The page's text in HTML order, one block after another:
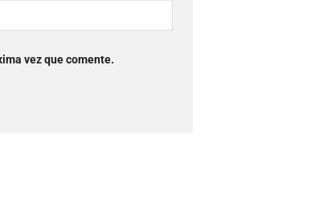
vez que comente.